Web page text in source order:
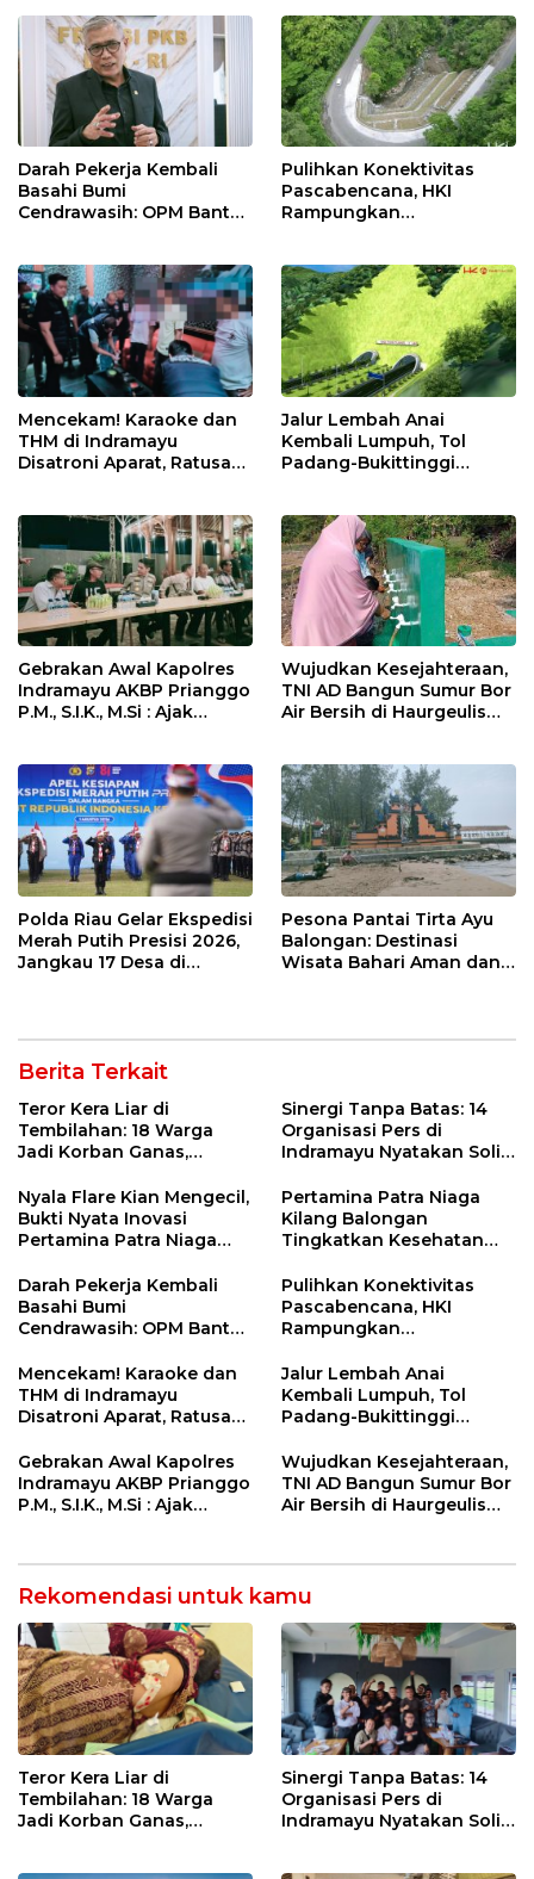
Rutin dan Edukasi
Perawatan Gigi
Darah Pekerja Kembali
Basahi Bumi
Cendrawasih: OPM Bantai
Pulihkan Konektivitas
Pascabencana, HKI
Rampungkan
Mencekam! Karaoke dan
THM di Indramayu
Disatroni Aparat, Ratusan
Jalur Lembah Anai
Kembali Lumpuh, Tol
Padang-Bukittinggi
Gebrakan Awal Kapolres
Indramayu AKBP Prianggo
P.M., S.I.K., M.Si : Ajak
Wujudkan Kesejahteraan,
TNI AD Bangun Sumur Bor
Air Bersih di Haurgeulis
Polda Riau Gelar Ekspedisi
Merah Putih Presisi 2026,
Jangkau 17 Desa di
Pesona Pantai Tirta Ayu
Balongan: Destinasi
Wisata Bahari Aman dan
Berita Terkait
Teror Kera Liar di
Tembilahan: 18 Warga
Jadi Korban Ganas,
12 Jahitan!
Sinergi Tanpa Batas: 14
Organisasi Pers di
Indramayu Nyatakan Solid
Nyala Flare Kian Mengecil,
Bukti Nyata Inovasi
Pertamina Patra Niaga
Net Zero Emission 2060
Pertamina Patra Niaga
Kilang Balongan
Tingkatkan Kesehatan
Pemeriksaan Kesehatan
Rutin dan Edukasi
Perawatan Gigi
Darah Pekerja Kembali
Basahi Bumi
Cendrawasih: OPM Bantai
di Tolikara!
Pulihkan Konektivitas
Pascabencana, HKI
Rampungkan
Lembah Anai dan Malalak
Mencekam! Karaoke dan
THM di Indramayu
Disatroni Aparat, Ratusan
Dites Urine!
Jalur Lembah Anai
Kembali Lumpuh, Tol
Padang-Bukittinggi
Strategis
Gebrakan Awal Kapolres
Indramayu AKBP Prianggo
P.M., S.I.K., M.Si : Ajak
Wujudkan Kesejahteraan,
TNI AD Bangun Sumur Bor
Air Bersih di Haurgeulis
Rekomendasi untuk kamu
Teror Kera Liar di
Tembilahan: 18 Warga
Jadi Korban Ganas,
Sinergi Tanpa Batas: 14
Organisasi Pers di
Indramayu Nyatakan Solid